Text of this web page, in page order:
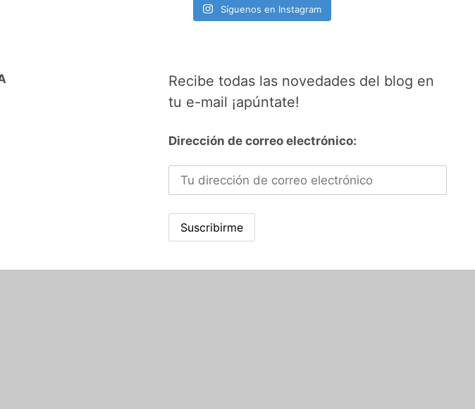
Síguenos en Instagram
Recibe todas las novedades del blog en
tu e-mail ¡apúntate!
Dirección de correo electrónico: